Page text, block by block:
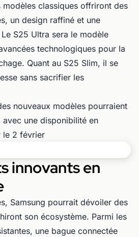
modèles classiques offriront des
un design raffiné et une
S25 Ultra sera le modèle
technologiques pour la
Quant au S25 Slim, il se
sans sacrifier les
nouveaux modèles pourraient
une disponibilité en
le 2 février
innovants en
Samsung pourrait dévoiler des
son écosystème. Parmi les
une bague connectée